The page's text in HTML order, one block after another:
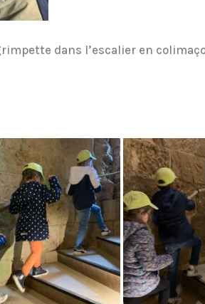
dans l’escalier en